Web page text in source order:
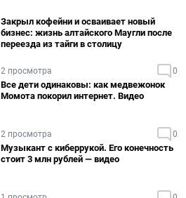
Закрыл кофейни и осваивает новый
бизнес: жизнь алтайского Маугли после
переезда из тайги в столицу
2 просмотра 0
Все дети одинаковы: как медвежонок
Момота покорил интернет. Видео
2 просмотра 0
Музыкант с киберрукой. Его конечность
стоит 3 млн рублей — видео